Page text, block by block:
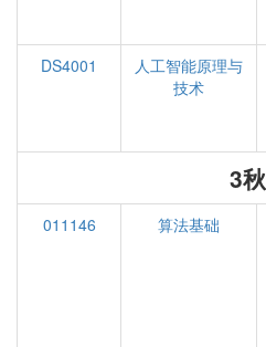
DS4001
人工智能原理与
技术
3秋
011146 算法基础